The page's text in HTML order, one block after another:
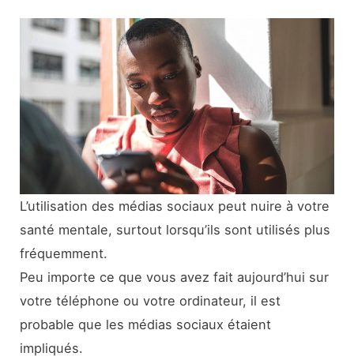
L’utilisation des médias sociaux peut nuire à votre
santé mentale, surtout lorsqu’ils sont utilisés plus
fréquemment.
Peu importe ce que vous avez fait aujourd’hui sur
votre téléphone ou votre ordinateur, il est
probable que les médias sociaux étaient
impliqués.